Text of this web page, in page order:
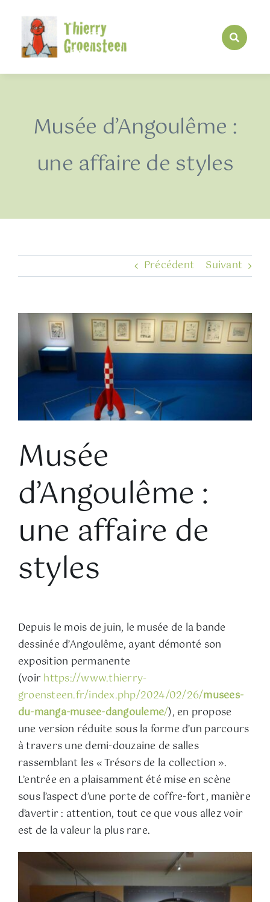
contenu
Musée d’Angoulême :
une affaire de styles
Précédent Suivant
l'image
agrandie
Musée
d’Angoulême :
une affaire de
styles
Depuis le mois de juin, le musée de la bande
dessinée d’Angoulême, ayant démonté son
exposition permanente
(voirhttps://www.thierry-
groensteen.fr/index.php/2024/02/26/musees-
du-manga-musee-dangouleme/), en propose
une version réduite sous la forme d’un parcours
à travers une demi-douzaine de salles
rassemblant les « Trésors de la collection ».
L’entrée en a plaisamment été mise en scène
sous l’aspect d’une porte de coffre-fort, manière
d’avertir : attention, tout ce que vous allez voir
est de la valeur la plus rare.